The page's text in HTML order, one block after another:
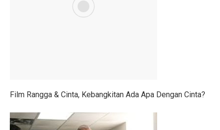
Menteri UMKM: Makan Bergizi Gratis Bisa
Film Rangga & Cinta, Kebangkitan Ada Apa Dengan Cinta?